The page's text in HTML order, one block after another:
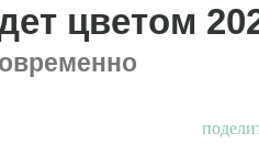
цветом